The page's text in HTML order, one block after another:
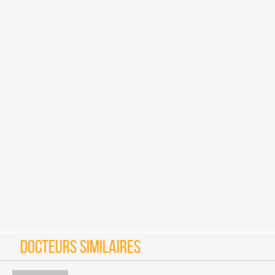
DOCTEURS SIMILAIRES